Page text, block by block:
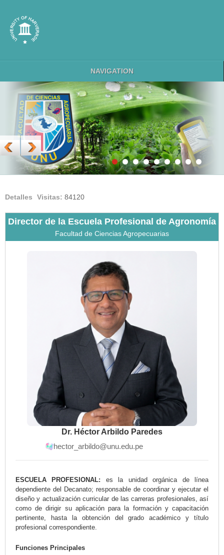
NAVIGATION
Detalles Visitas: 84120
Director de la Escuela Profesional de Agronomía
Facultad de Ciencias Agropecuarias
Dr. Héctor Arbildo Paredes
hector_arbildo@unu.edu.pe
ESCUELA PROFESIONAL: es la unidad orgánica de línea
dependiente del Decanato; responsable de coordinar y ejecutar el
diseño y actualización curricular de las carreras profesionales, así
como de dirigir su aplicación para la formación y capacitación
pertinente, hasta la obtención del grado académico y título
profesional correspondiente.
Funciones Principales